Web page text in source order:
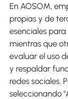
Métodos de
Envíos
En AOSOM,
propias y de
esenciales
mientras que
evaluar el uso
y respaldar
redes sociales.
seleccionando